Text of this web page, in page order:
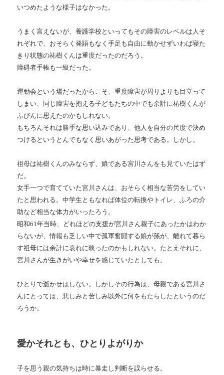
いつめたような様子はなかった。
うまく言えないが、養護学校といってもその障害のレベルは人そ
れぞれで、おそらく発語もなく手足も自由に動かせずいわば寝た
きり状態の祐樹くんは重度だったのだろう。
障碍者手帳も一級だった。
運動会という場だったからこそ、重度障害が周りよりも目立って
しまい、同じ障害を抱える子どもたちの中でも余計に祐樹くんが
ふびんに思えたのかもしれない。
もちろんそれは勝手な思い込みであり、他人を自分の尺度で決め
つけるというとんでもなく思いあがった思考である。しかし。
祖母は祐樹くんのみならず、娘である宮川さんをも見ていたはず
だ。
女手一つで育てていた宮川さんは、おそらく相当な苦労をしてい
たと思われる。中学生ともなれば体位の転換やトイレ、ふろの介
助など相当な体力がいったろう。
昭和61年当時、どれほどの支援が宮川さん親子にあったかはわか
らないが、情報も乏しい中で孤軍奮闘する娘が孫が、離れて暮ら
す祖母には余計に哀れに映ったのかもしれない。たとえそれに、
宮川さんが生きがいや幸せを感じていたとしても。
ひとりで逝かせはしない。しかしその行為は、母親である宮川さ
んにとっては、悲しみと苦しみ以外に何をもたらしたというのだ
ろうか。
愛かそれとも、ひとりよがりか
子を思う親の気持ちは時に暴走し判断を誤らせる。